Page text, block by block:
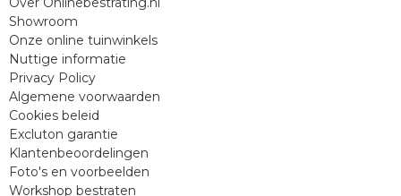
Showroom
Onze online tuinwinkels
Nuttige informatie
Privacy Policy
Algemene voorwaarden
Cookies beleid
Excluton garantie
Klantenbeoordelingen
Foto's en voorbeelden
Workshop bestraten